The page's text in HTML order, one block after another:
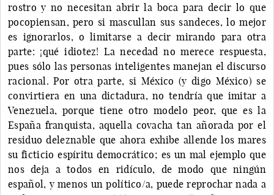
rostro y no necesitan abrir la boca para decir lo que
pocopiensan, pero si mascullan sus sandeces, lo mejor
es ignorarlos, o limitarse a decir mirando para otra
parte: ¡qué idiotez! La necedad no merece respuesta,
pues sólo las personas inteligentes manejan el discurso
racional. Por otra parte, si México (y digo México) se
convirtiera en una dictadura, no tendría que imitar a
Venezuela, porque tiene otro modelo peor, que es la
España franquista, aquella covacha tan añorada por el
residuo deleznable que ahora exhibe allende los mares
su ficticio espíritu democrático; es un mal ejemplo que
nos deja a todos en ridículo, de modo que ningún
español, y menos un político/a, puede reprochar nada a